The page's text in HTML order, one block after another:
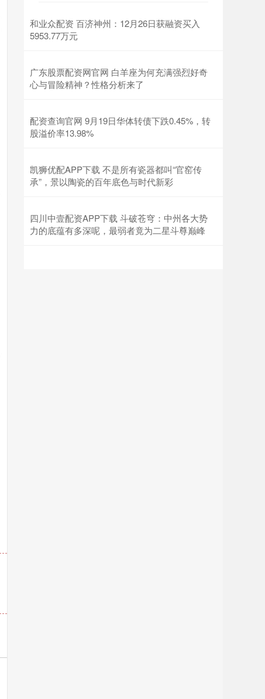
和业众配资 百济神州：12月26日获融资买入
5953.77万元
广东股票配资网官网 白羊座为何充满强烈好奇
心与冒险精神？性格分析来了
配资查询官网 9月19日华体转债下跌0.45%，转
股溢价率13.98%
凯狮优配APP下载 不是所有瓷器都叫“官窑传
承”，景以陶瓷的百年底色与时代新彩
四川中壹配资APP下载 斗破苍穹：中州各大势
力的底蕴有多深呢，最弱者竟为二星斗尊巅峰